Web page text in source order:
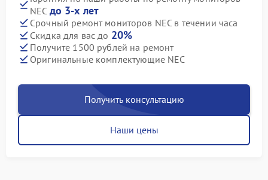
NEC до 3-х лет
Срочный ремонт мониторов NEC в течении часа
Скидка для вас до 20%
Получите 1500 рублей на ремонт
Оригинальные комплектующие NEC
Получить консультацию
Наши цены